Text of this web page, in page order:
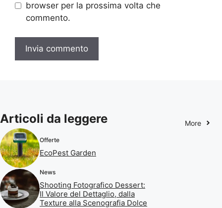
browser per la prossima volta che
commento.
Articoli da leggere More
Offerte
EcoPest Garden
News
Shooting Fotografico Dessert:
Il Valore del Dettaglio, dalla
Texture alla Scenografia Dolce